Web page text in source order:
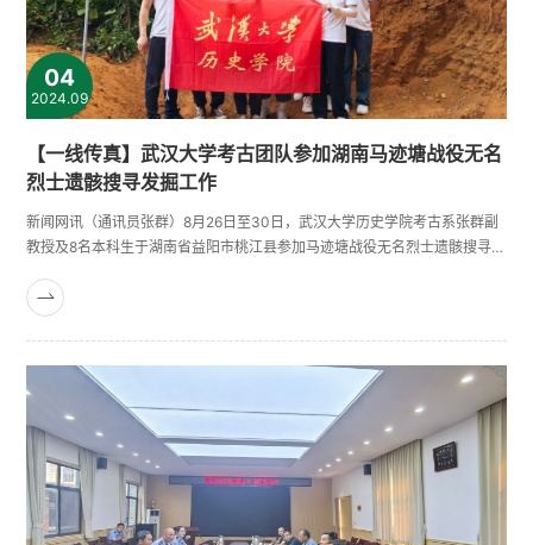
04
2024.09
【一线传真】武汉大学考古团队参加湖南马迹塘战役无名
烈士遗骸搜寻发掘工作
新闻网讯（通讯员张群）8月26日至30日，武汉大学历史学院考古系张群副
教授及8名本科生于湖南省益阳市桃江县参加马迹塘战役无名烈士遗骸搜寻发
事务部烈士遗骸搜寻鉴定中心）、国家烈士遗骸搜寻队统筹协调，武汉大学
与复旦大学师生组成联合专家团队共同开展。历时5天的田野考古工作，在伍
家仑烈士遗骸集中安葬点和刘家湾、黄茶村、三房塅等3处疑似烈士遗骸
散......